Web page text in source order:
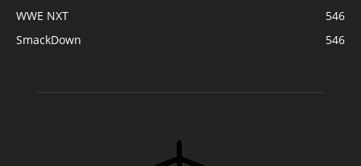
WWE NXT
546
SmackDown
546